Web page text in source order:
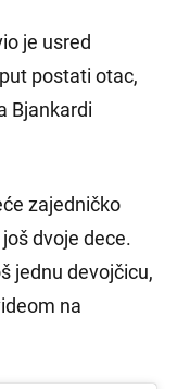
je usred
postati otac,
Bjankardi
zajedničko
dvoje dece.
jednu devojčicu,
na